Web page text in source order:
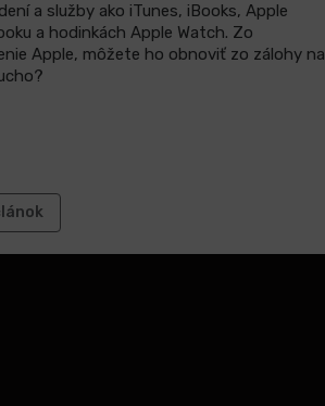
a služby ako iTunes, iBooks, Apple
a hodinkách Apple Watch. Zo
Apple, môžete ho obnoviť zo zálohy na